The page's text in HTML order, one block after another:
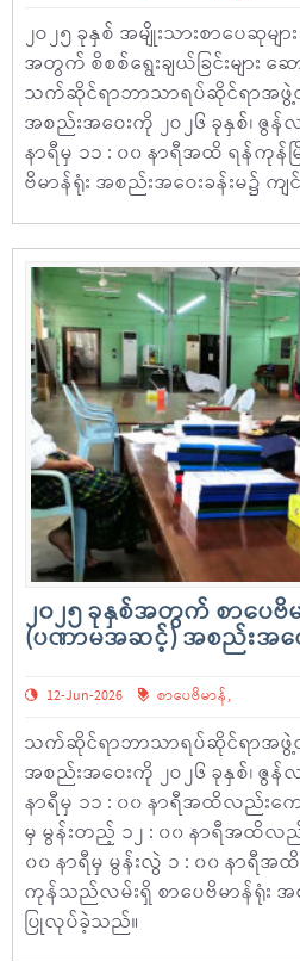
၂ဝ၂၅ ခုနှစ် အမျိုးသားစာပေဆုများ
အတွက် စိစစ်ရွေးချယ်ခြင်းများ
သက်ဆိုင်ရာဘာသာရပ်ဆိုင်ရာအ
အစည်းအဝေးကို ၂ဝ၂၆ ခုနှစ်၊ ဇွ
နာရီမှ ၁၁ : ၀၀ နာရီအထိ ရန်ကု
ဗိမာန်ရုံး အစည်းအဝေးခန်းမ၌ ကျ
၂၀၂၅ ခုနှစ်အတွက် စာပေ
(ပဏာမအဆင့်) အစည်းအဝေ
12-Jun-2026 စာပေဗိမာန်,
သက်ဆိုင်ရာဘာသာရပ်ဆိုင်ရာအ
အစည်းအဝေးကို ၂ဝ၂၆ ခုနှစ်၊ ဇွ
နာရီမှ ၁၁ : ၀၀ နာရီအထိလည်းကေ
မှ မွန်းတည့် ၁၂ : ၀၀ နာရီအထိလည်
၀၀ နာရီမှ မွန်းလွဲ ၁ : ၀၀ နာရီ
ကုန်သည်လမ်းရှိ စာပေဗိမာန်ရုံး အ
ပြုလုပ်ခဲ့သည်။